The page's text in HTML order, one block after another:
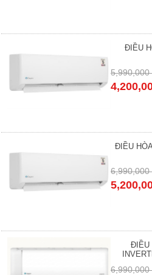
ĐIỀU
5,990,000
ĐIỀU
6,990,000
ĐIỀU
6,990,000